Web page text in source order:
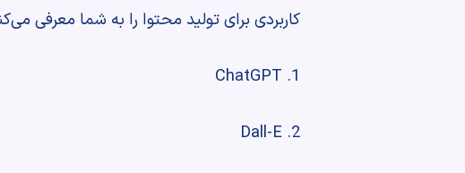
کاربردی برای تولید محتوا را به شما معرفی
1. ChatGPT
2. Dall-E